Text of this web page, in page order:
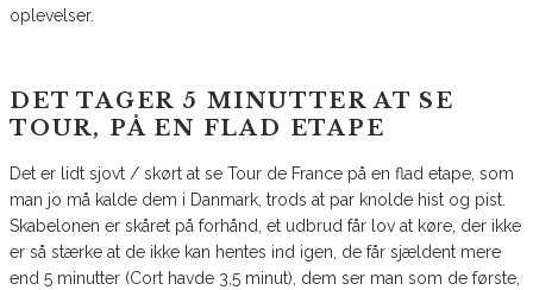
oplevelser.
DET TAGER 5 MINUTTER AT SE
TOUR, PÅ EN FLAD ETAPE
Det er lidt sjovt / skørt at se Tour de France på en flad etape, som
man jo må kalde dem i Danmark, trods at par knolde hist og pist.
Skabelonen er skåret på forhånd, et udbrud får lov at køre, der ikke
er så stærke at de ikke kan hentes ind igen, de får sjældent mere
end 5 minutter (Cort havde 3,5 minut), dem ser man som de første,